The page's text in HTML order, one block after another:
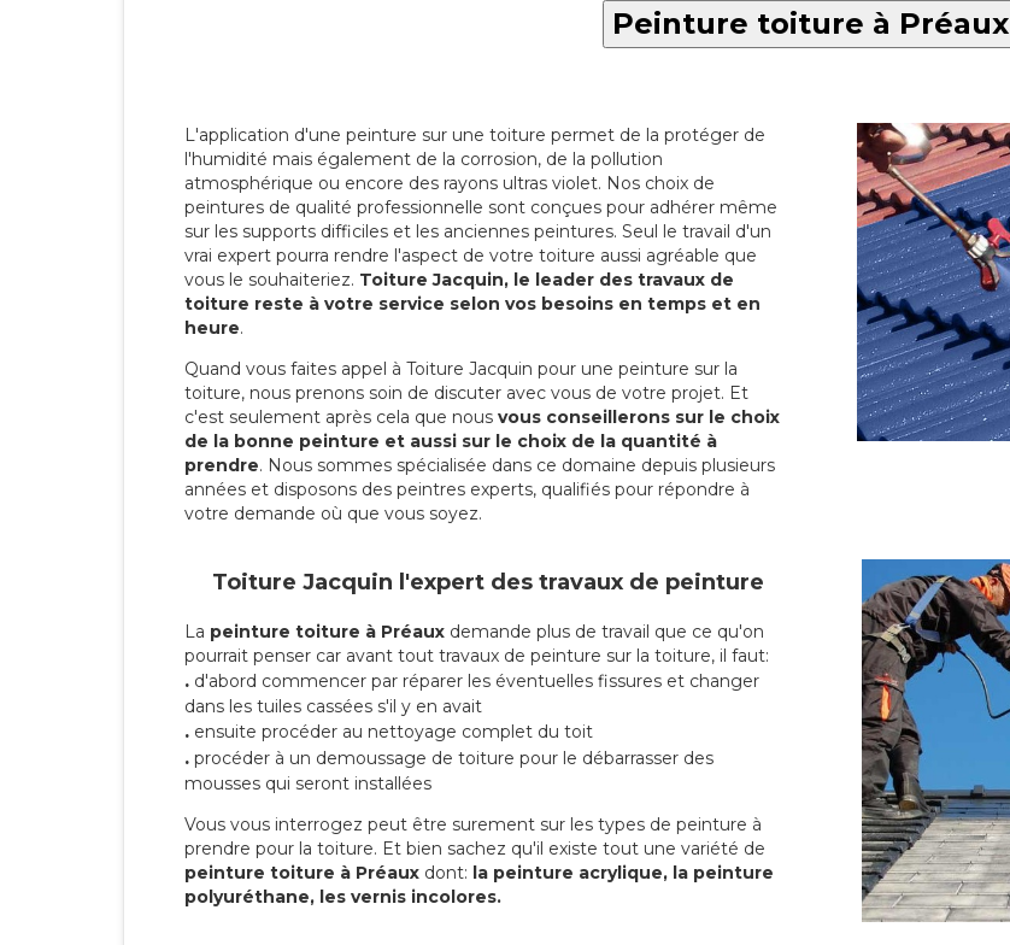
Peinture toiture à Préaux
L'application d'une peinture sur une toiture permet de la protéger de
l'humidité mais également de la corrosion, de la pollution
atmosphérique ou encore des rayons ultras violet. Nos choix de
peintures de qualité professionnelle sont conçues pour adhérer même
sur les supports difficiles et les anciennes peintures. Seul le travail d'un
vrai expert pourra rendre l'aspect de votre toiture aussi agréable que
vous le souhaiteriez. Toiture Jacquin, le leader des travaux de
toiture reste à votre service selon vos besoins en temps et en
heure.
Quand vous faites appel à Toiture Jacquin pour une peinture sur la
toiture, nous prenons soin de discuter avec vous de votre projet. Et
c'est seulement après cela que nous vous conseillerons sur le choix
de la bonne peinture et aussi sur le choix de la quantité à
prendre. Nous sommes spécialisée dans ce domaine depuis plusieurs
années et disposons des peintres experts, qualifiés pour répondre à
votre demande où que vous soyez.
Toiture Jacquin l'expert des travaux de peinture
La peinture toiture à Préaux demande plus de travail que ce qu'on
pourrait penser car avant tout travaux de peinture sur la toiture, il faut:
. d'abord commencer par réparer les éventuelles fissures et changer
dans les tuiles cassées s'il y en avait
. ensuite procéder au nettoyage complet du toit
. procéder à un demoussage de toiture pour le débarrasser des
mousses qui seront installées
Vous vous interrogez peut être surement sur les types de peinture à
prendre pour la toiture. Et bien sachez qu'il existe tout une variété de
peinture toiture à Préaux dont: la peinture acrylique, la peinture
polyuréthane, les vernis incolores.